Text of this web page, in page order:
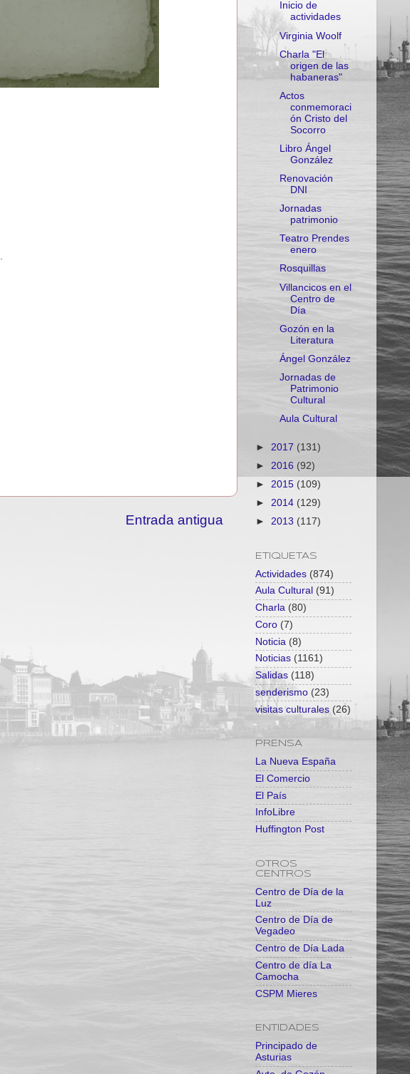
Entrada antigua
Inicio de
actividades
Virginia Woolf
Charla "El
origen de las
habaneras"
Actos
conmemoraci
ón Cristo del
Socorro
Libro Ángel
González
Renovación
DNI
Jornadas
patrimonio
Teatro Prendes
enero
Rosquillas
Villancicos en el
Centro de
Día
Gozón en la
Literatura
Ángel González
Jornadas de
Patrimonio
Cultural
Aula Cultural
► 2017 (131)
► 2016 (92)
► 2015 (109)
► 2014 (129)
► 2013 (117)
ETIQUETAS
Actividades (874)
Aula Cultural (91)
Charla (80)
Coro (7)
Noticia (8)
Noticias (1161)
Salidas (118)
senderismo (23)
visitas culturales (26)
PRENSA
La Nueva España
El Comercio
El País
InfoLibre
Huffington Post
OTROS
CENTROS
Centro de Día de la
Luz
Centro de Día de
Vegadeo
Centro de Día Lada
Centro de día La
Camocha
CSPM Mieres
ENTIDADES
Principado de
Asturias